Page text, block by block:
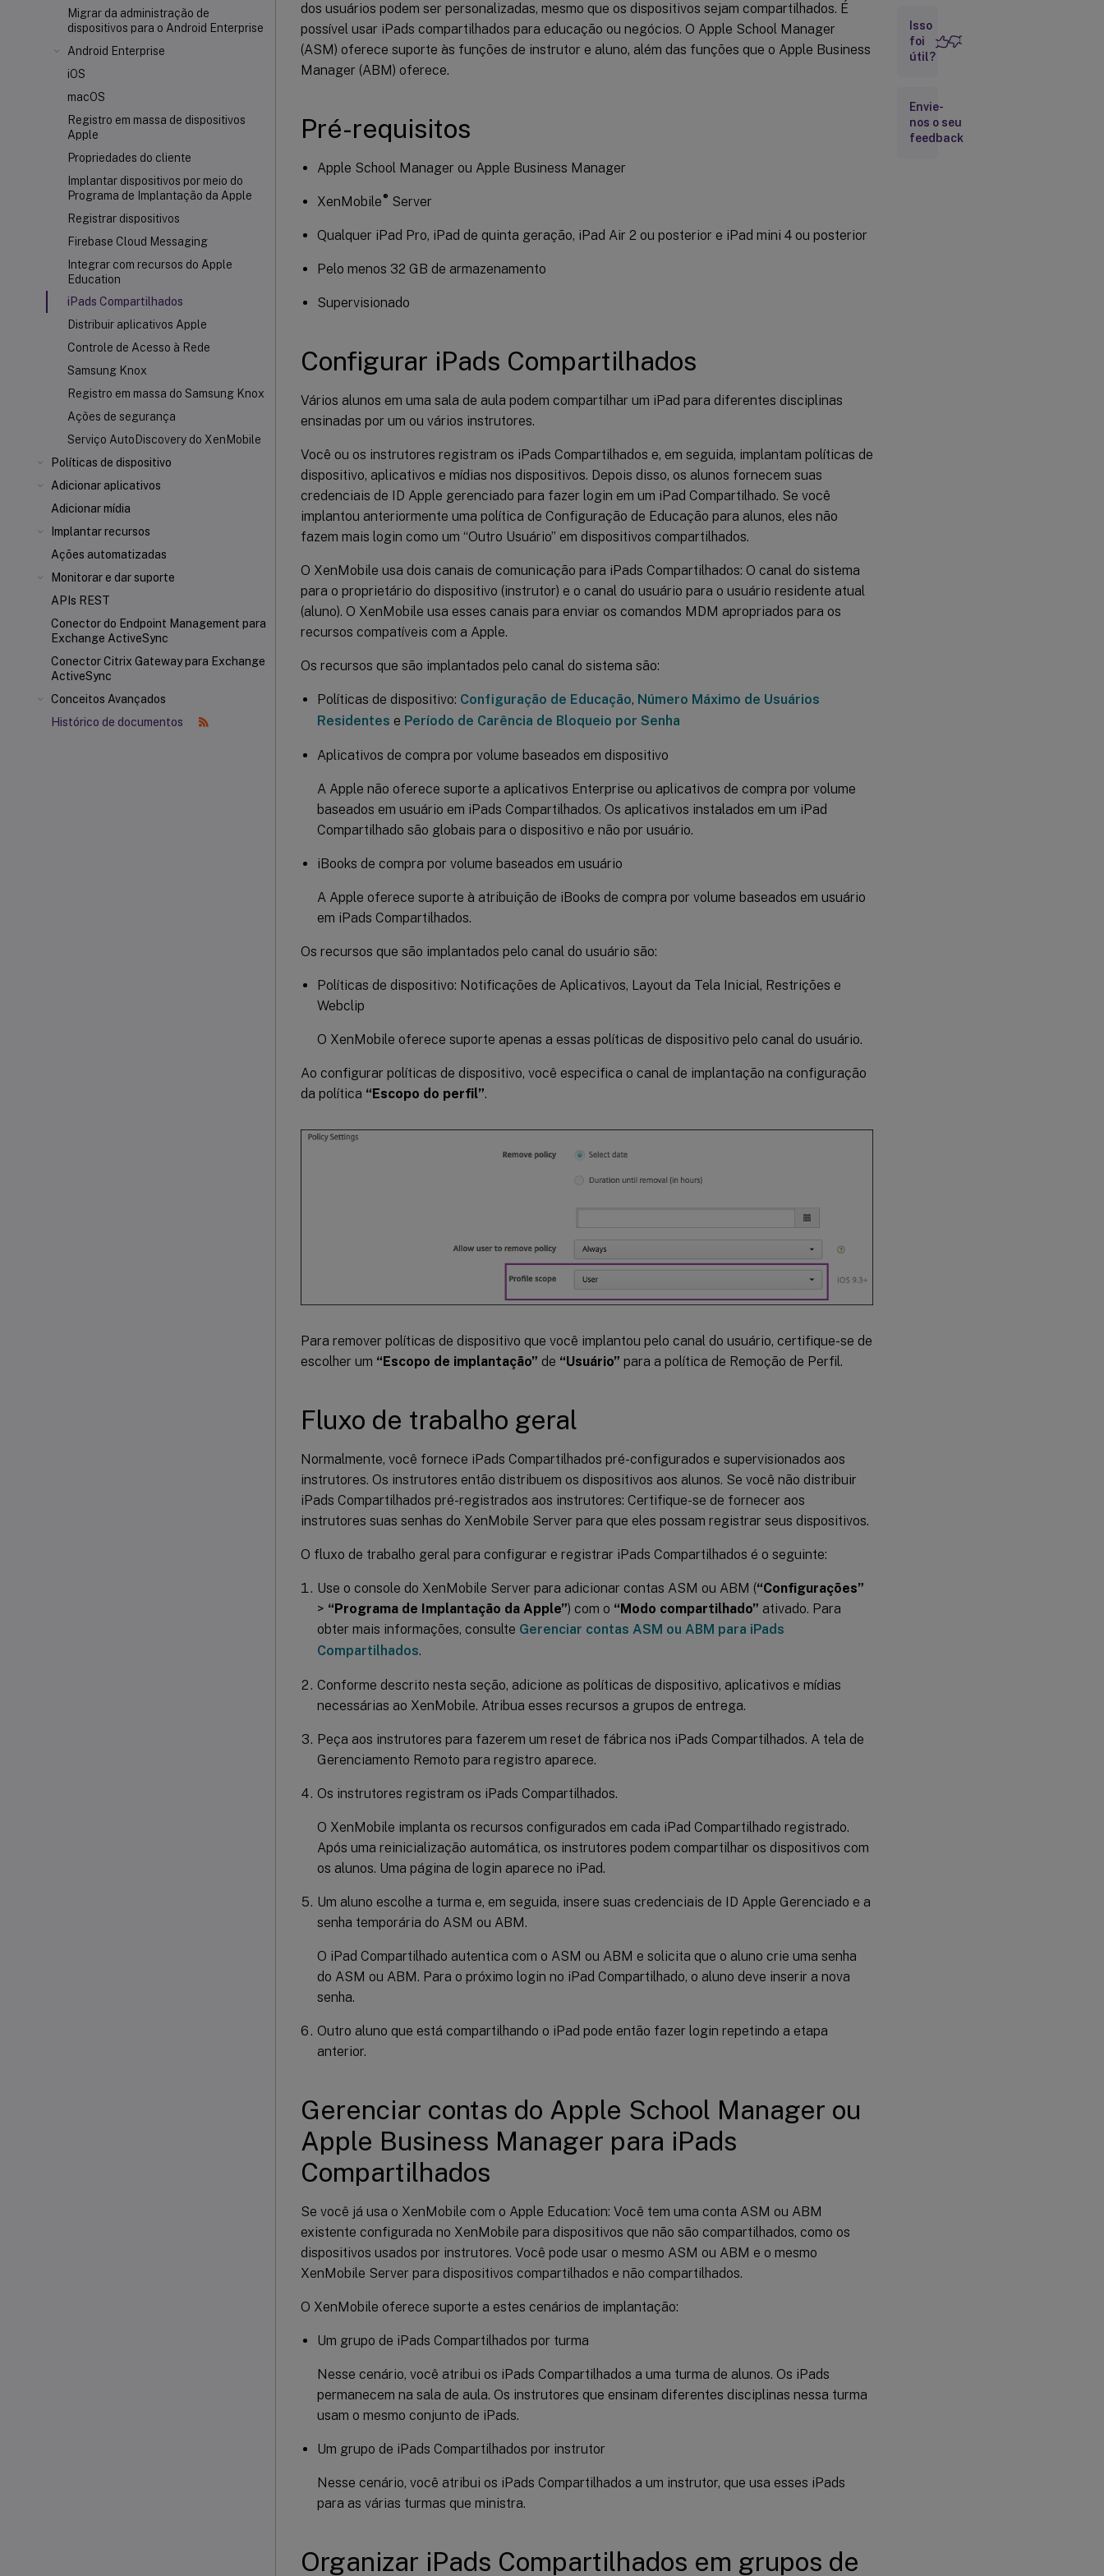
Migrar da administração de
dispositivos para o Android Enterprise
Android Enterprise
iOS
macOS
Registro em massa de dispositivos
Apple
Propriedades do cliente
Implantar dispositivos por meio do
Programa de Implantação da Apple
Registrar dispositivos
Firebase Cloud Messaging
Integrar com recursos do Apple
Education
iPads Compartilhados
Distribuir aplicativos Apple
Controle de Acesso à Rede
Samsung Knox
Registro em massa do Samsung Knox
Ações de segurança
Serviço AutoDiscovery do XenMobile
Políticas de dispositivo
Adicionar aplicativos
Adicionar mídia
Implantar recursos
Ações automatizadas
Monitorar e dar suporte
APIs REST
Conector do Endpoint Management para
Exchange ActiveSync
Conector Citrix Gatewaypara Exchange
ActiveSync
Conceitos Avançados
Histórico de documentos
dos usuários podem ser personalizadas, mesmo que os dispositivos sejam compartilhados. É
possível usar iPads compartilhados para educação ou negócios. O Apple School Manager
(ASM) oferece suporte às funções de instrutor e aluno, além das funções que o Apple Business
Manager (ABM) oferece.
Pré-requisitos
Apple School Manager ou Apple Business Manager
XenMobile® Server
Qualquer iPad Pro, iPad de quinta geração, iPad Air 2 ou posterior e iPad mini 4 ou posterior
Pelo menos 32 GB de armazenamento
Supervisionado
Configurar iPads Compartilhados
Vários alunos em uma sala de aula podem compartilhar um iPad para diferentes disciplinas
ensinadas por um ou vários instrutores.
Você ou os instrutores registram os iPads Compartilhados e, em seguida, implantam políticas de
dispositivo, aplicativos e mídias nos dispositivos. Depois disso, os alunos fornecem suas
credenciais de ID Apple gerenciado para fazer login em um iPad Compartilhado. Se você
implantou anteriormente uma política de Configuração de Educação para alunos, eles não
fazem mais login como um “Outro Usuário” em dispositivos compartilhados.
O XenMobile usa dois canais de comunicação para iPads Compartilhados: O canal do sistema
para o proprietário do dispositivo (instrutor) e o canal do usuário para o usuário residente atual
(aluno). O XenMobile usa esses canais para enviar os comandos MDM apropriados para os
recursos compatíveis com a Apple.
Os recursos que são implantados pelo canal do sistema são:
Políticas de dispositivo: Configuração de Educação, Número Máximo de Usuários
Residentes e Período de Carência de Bloqueio por Senha
Aplicativos de compra por volume baseados em dispositivo
A Apple não oferece suporte a aplicativos Enterprise ou aplicativos de compra por volume
baseados em usuário em iPads Compartilhados. Os aplicativos instalados em um iPad
Compartilhado são globais para o dispositivo e não por usuário.
iBooks de compra por volume baseados em usuário
A Apple oferece suporte à atribuição de iBooks de compra por volume baseados em usuário
em iPads Compartilhados.
Os recursos que são implantados pelo canal do usuário são:
Políticas de dispositivo: Notificações de Aplicativos, Layout da Tela Inicial, Restrições e
Webclip
O XenMobile oferece suporte apenas a essas políticas de dispositivo pelo canal do usuário.
Ao configurar políticas de dispositivo, você especifica o canal de implantação na configuração
da política “Escopo do perfil”.
Para remover políticas de dispositivo que você implantou pelo canal do usuário, certifique-se de
escolher um “Escopo de implantação” de “Usuário” para a política de Remoção de Perfil.
Fluxo de trabalho geral
Normalmente, você fornece iPads Compartilhados pré-configurados e supervisionados aos
instrutores. Os instrutores então distribuem os dispositivos aos alunos. Se você não distribuir
iPads Compartilhados pré-registrados aos instrutores: Certifique-se de fornecer aos
instrutores suas senhas do XenMobile Server para que eles possam registrar seus dispositivos.
O fluxo de trabalho geral para configurar e registrar iPads Compartilhados é o seguinte:
Use o console do XenMobile Server para adicionar contas ASM ou ABM (“Configurações”
> “Programa de Implantação da Apple”) com o “Modo compartilhado” ativado. Para
obter mais informações, consulte Gerenciar contas ASM ou ABM para iPads
Compartilhados.
Conforme descrito nesta seção, adicione as políticas de dispositivo, aplicativos e mídias
necessárias ao XenMobile. Atribua esses recursos a grupos de entrega.
Peça aos instrutores para fazerem um reset de fábrica nos iPads Compartilhados. A tela de
Gerenciamento Remoto para registro aparece.
Os instrutores registram os iPads Compartilhados.
O XenMobile implanta os recursos configurados em cada iPad Compartilhado registrado.
Após uma reinicialização automática, os instrutores podem compartilhar os dispositivos com
os alunos. Uma página de login aparece no iPad.
Um aluno escolhe a turma e, em seguida, insere suas credenciais de ID Apple Gerenciado e a
senha temporária do ASM ou ABM.
O iPad Compartilhado autentica com o ASM ou ABM e solicita que o aluno crie uma senha
do ASM ou ABM. Para o próximo login no iPad Compartilhado, o aluno deve inserir a nova
senha.
Outro aluno que está compartilhando o iPad pode então fazer login repetindo a etapa
anterior.
Gerenciar contas do Apple School Manager ou
Apple Business Manager para iPads
Compartilhados
Se você já usa o XenMobile com o Apple Education: Você tem uma conta ASM ou ABM
existente configurada no XenMobile para dispositivos que não são compartilhados, como os
dispositivos usados por instrutores. Você pode usar o mesmo ASM ou ABM e o mesmo
XenMobile Server para dispositivos compartilhados e não compartilhados.
O XenMobile oferece suporte a estes cenários de implantação:
Um grupo de iPads Compartilhados por turma
Nesse cenário, você atribui os iPads Compartilhados a uma turma de alunos. Os iPads
permanecem na sala de aula. Os instrutores que ensinam diferentes disciplinas nessa turma
usam o mesmo conjunto de iPads.
Um grupo de iPads Compartilhados por instrutor
Nesse cenário, você atribui os iPads Compartilhados a um instrutor, que usa esses iPads
para as várias turmas que ministra.
Organizar iPads Compartilhados em grupos de
trabalho
geral
Apple School
Manager ou
Apple Business
Isso
foi
útil?
Envie-
nos o seu
feedback